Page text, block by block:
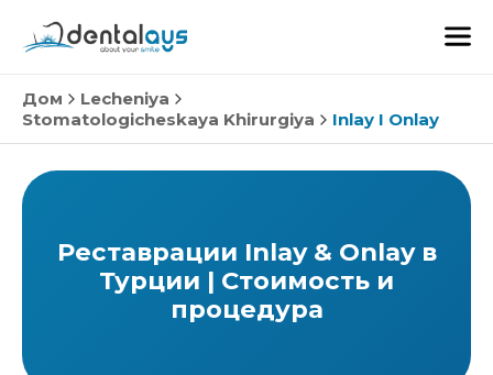
Дом
Lecheniya
Stomatologicheskaya Khirurgiya
Inlay I Onlay
Реставрации Inlay & Onlay в
Турции | Стоимость и
процедура